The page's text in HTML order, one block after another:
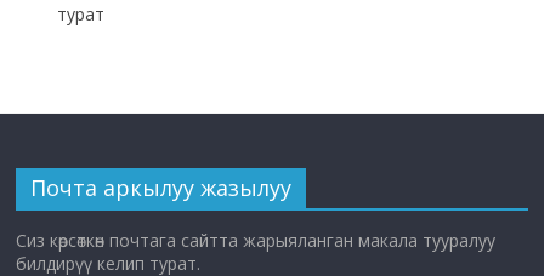
турат
Почта аркылуу жазылуу
Сиз көрсөткөн почтага сайтта жарыяланган макала тууралуу
билдирүү келип турат.